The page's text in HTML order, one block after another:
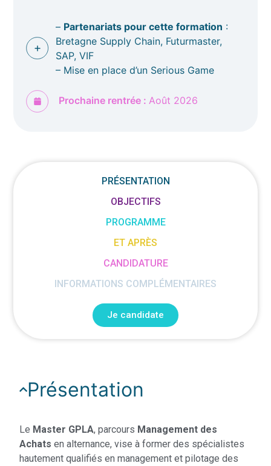
– Partenariats pour cette formation :
Bretagne Supply Chain, Futurmaster,
SAP, VIF
– Mise en place d’un Serious Game
Prochaine rentrée : Août 2026
PRÉSENTATION
OBJECTIFS
PROGRAMME
ET APRÈS
CANDIDATURE
INFORMATIONS COMPLÉMENTAIRES
Je candidate
Présentation
Le Master GPLA, parcours Management des
Achats en alternance, vise à former des spécialistes
hautement qualifiés en management et pilotage des